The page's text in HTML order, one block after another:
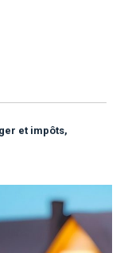
et impôts,